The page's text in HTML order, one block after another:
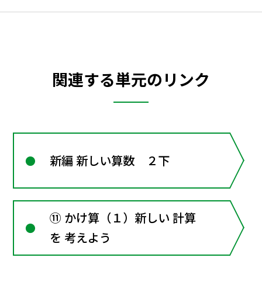
関連する単元のリンク
新編 新しい算数 ２下
⑪ かけ算（１）新しい 計算
を 考えよう